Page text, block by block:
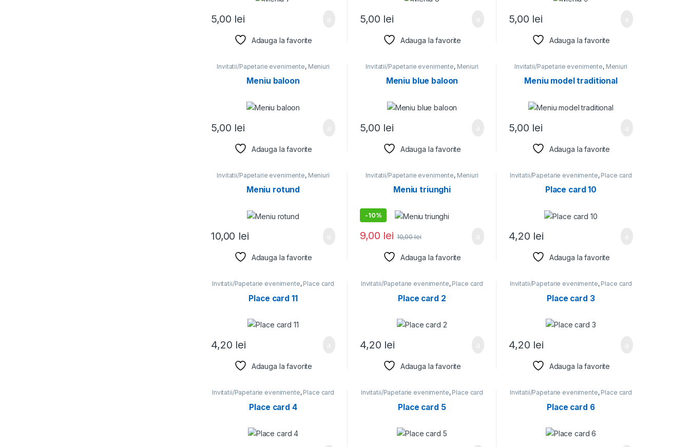
5,00 lei
Adauga la favorite
5,00 lei
Adauga la favorite
5,00 lei
Adauga la favorite
Invitatii/Papetarie evenimente, Meniuri
Meniu baloon
5,00 lei
Adauga la favorite
Invitatii/Papetarie evenimente, Meniuri
Meniu blue baloon
5,00 lei
Adauga la favorite
Invitatii/Papetarie evenimente, Meniuri
Meniu model traditional
5,00 lei
Adauga la favorite
Invitatii/Papetarie evenimente, Meniuri
Meniu rotund
10,00 lei
Adauga la favorite
Invitatii/Papetarie evenimente, Meniuri
Meniu triunghi
-10%
9,00 lei 10,00lei
Adauga la favorite
Invitatii/Papetarie evenimente, Place card
Place card 10
4,20 lei
Adauga la favorite
Invitatii/Papetarie evenimente, Place card
Place card 11
4,20 lei
Adauga la favorite
Invitatii/Papetarie evenimente, Place card
Place card 2
4,20 lei
Adauga la favorite
Invitatii/Papetarie evenimente, Place card
Place card 3
4,20 lei
Adauga la favorite
Invitatii/Papetarie evenimente, Place card
Place card 4
Invitatii/Papetarie evenimente, Place card
Place card 5
Invitatii/Papetarie evenimente, Place card
Place card 6